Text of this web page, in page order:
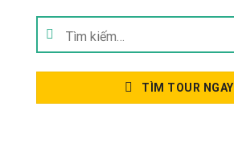
Tìm
TÌM TOUR NGAY